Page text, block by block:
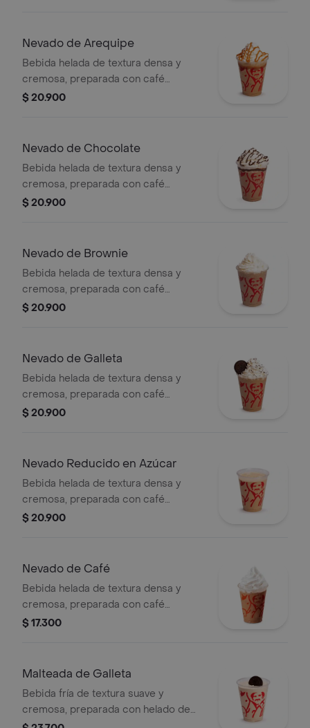
Nevado de Arequipe
Bebida helada de textura densa y
cremosa, preparada con café
espresso, arequipe, mezcla láctea,
$ 20.900
Nevado de Chocolate
Bebida helada de textura densa y
cremosa, preparada con café
espresso, chocolate, mezcla láctea,
$ 20.900
Nevado de Brownie
Bebida helada de textura densa y
cremosa, preparada con café
espresso, brownie triturado, mezcla
$ 20.900
Nevado de Galleta
Bebida helada de textura densa y
cremosa, preparada con café
espresso, galleta oreo, mezcla láctea,
$ 20.900
Nevado Reducido en Azúcar
Bebida helada de textura densa y
cremosa, preparada con café
espresso, mezcla láctea reducida en
$ 20.900
Nevado de Café
Bebida helada de textura densa y
cremosa, preparada con café
espresso, mezcla láctea, hielo y
$ 17.300
Malteada de Galleta
Bebida fría de textura suave y
cremosa, preparada con helado de